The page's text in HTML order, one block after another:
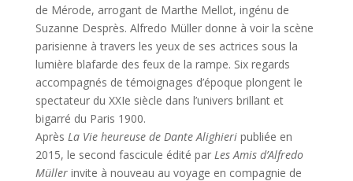
de Mérode, arrogant de Marthe Mellot, ingénu de
Suzanne Desprès. Alfredo Müller donne à voir la scène
parisienne à travers les yeux de ses actrices sous la
lumière blafarde des feux de la rampe. Six regards
accompagnés de témoignages d’époque plongent le
spectateur du XXIe siècle dans l’univers brillant et
bigarré du Paris 1900.
Après La Vie heureuse de Dante Alighieripubliée en
2015, le second fascicule édité par Les Amis d’Alfredo
Müllerinvite à nouveau au voyage en compagnie de